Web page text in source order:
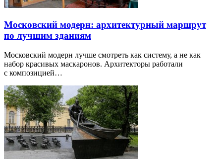
Московский модерн: архитектурный маршрут
по лучшим зданиям
Московский модерн лучше смотреть как систему, а не как
набор красивых маскаронов. Архитекторы работали
с композицией…